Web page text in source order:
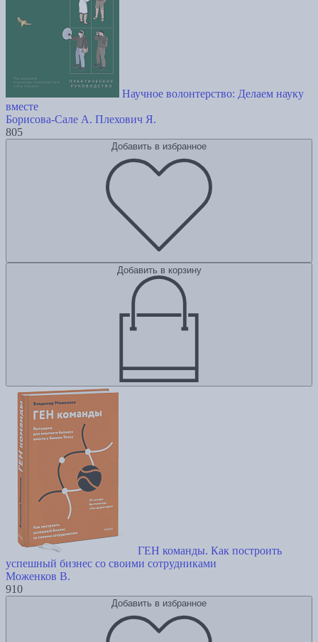
Научное волонтерство: Делаем науку
вместе
Борисова-Сале А. Плехович Я.
805
Добавить в избранное
Добавить в корзину
ГЕН команды. Как построить
успешный бизнес со своими сотрудниками
Моженков В.
910
Добавить в избранное